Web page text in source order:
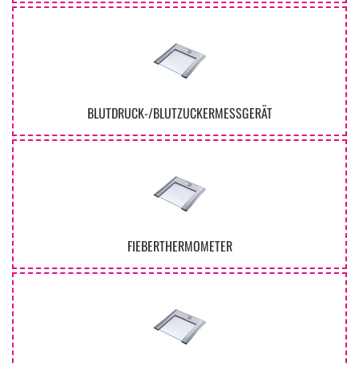
BLUTDRUCK-/BLUTZUCKERMESSGERÄT
FIEBERTHERMOMETER